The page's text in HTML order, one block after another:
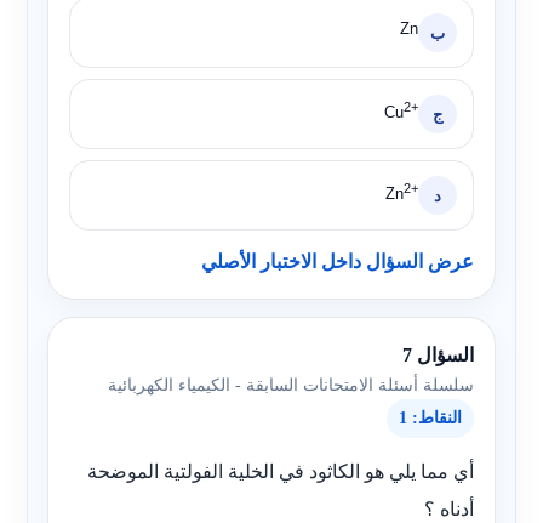
ب Zn
ج Cu2+
د Zn2+
عرض السؤال داخل الاختبار الأصلي
السؤال 7
سلسلة أسئلة الامتحانات السابقة - الكيمياء الكهربائية
النقاط: 1
أي مما يلي هو الكاثود في الخلية الفولتية الموضحة
أدناه ؟